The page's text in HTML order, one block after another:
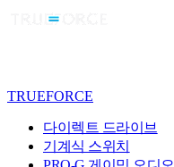
TRUEFORCE
다이렉트 드라이브
기계식 스위치